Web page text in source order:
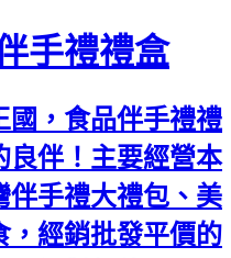
手禮禮盒
國，食品伴手禮禮
良伴！主要經營本
伴手禮大禮包、美
，經銷批發平價的